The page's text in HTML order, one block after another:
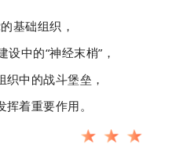
基础组织，
中的“神经末梢”，
织中的战斗堡垒，
着重要作用。